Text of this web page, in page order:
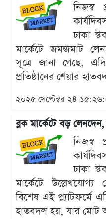
নিজস্ব
ঢাকা
মার্কেটে জমজমাট
সূত্রে জানা গেছে,
প্রতিষ্ঠানের শেয়ার
২০২৫ সেপ্টেম্বর ২৪
ব্লক মার্কেটে বড়
নিজস্ব
ঢাকা
মার্কেটে উল্লেখযোগ্য
বিশেষ এই প্ল্যাটফর্মে
হাতবদল হয়, যার মোট